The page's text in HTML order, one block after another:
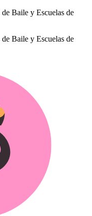
Baile y Escuelas de
Baile y Escuelas de